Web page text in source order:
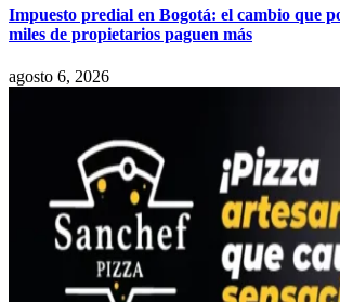
Impuesto predial en Bogotá: el cambio que
miles de propietarios paguen más
agosto 6, 2026